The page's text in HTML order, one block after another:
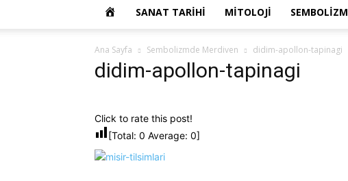
OKUR
YAZARIM
SANAT TARIHI MITOLOJI SEMBOLIZM
Ana Sayfa Sembolizmde Merdiven didim-apollon-tapinagi
didim-apollon-tapinagi
Click to rate this post!
[Total: 0 Average: 0]